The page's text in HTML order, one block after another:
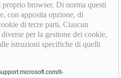
browser. Di norma questi
con apposita opzione, di
di terze parti. Ciascun
per la gestione dei cookie,
istruzioni specifiche di quelli
it-